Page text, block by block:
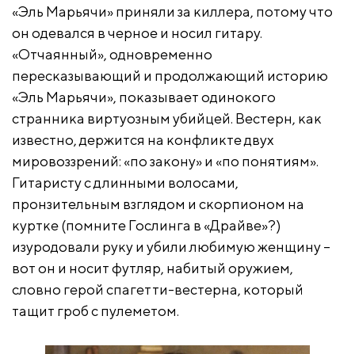
«Эль Марьячи» приняли за киллера, потому что
он одевался в черное и носил гитару.
«Отчаянный», одновременно
пересказывающий и продолжающий историю
«Эль Марьячи», показывает одинокого
странника виртуозным убийцей. Вестерн, как
известно, держится на конфликте двух
мировоззрений: «по закону» и «по понятиям».
Гитаристу с длинными волосами,
пронзительным взглядом и скорпионом на
куртке (помните Гослинга в «Драйве»?)
изуродовали руку и убили любимую женщину –
вот он и носит футляр, набитый оружием,
словно герой спагетти-вестерна, который
тащит гроб с пулеметом.